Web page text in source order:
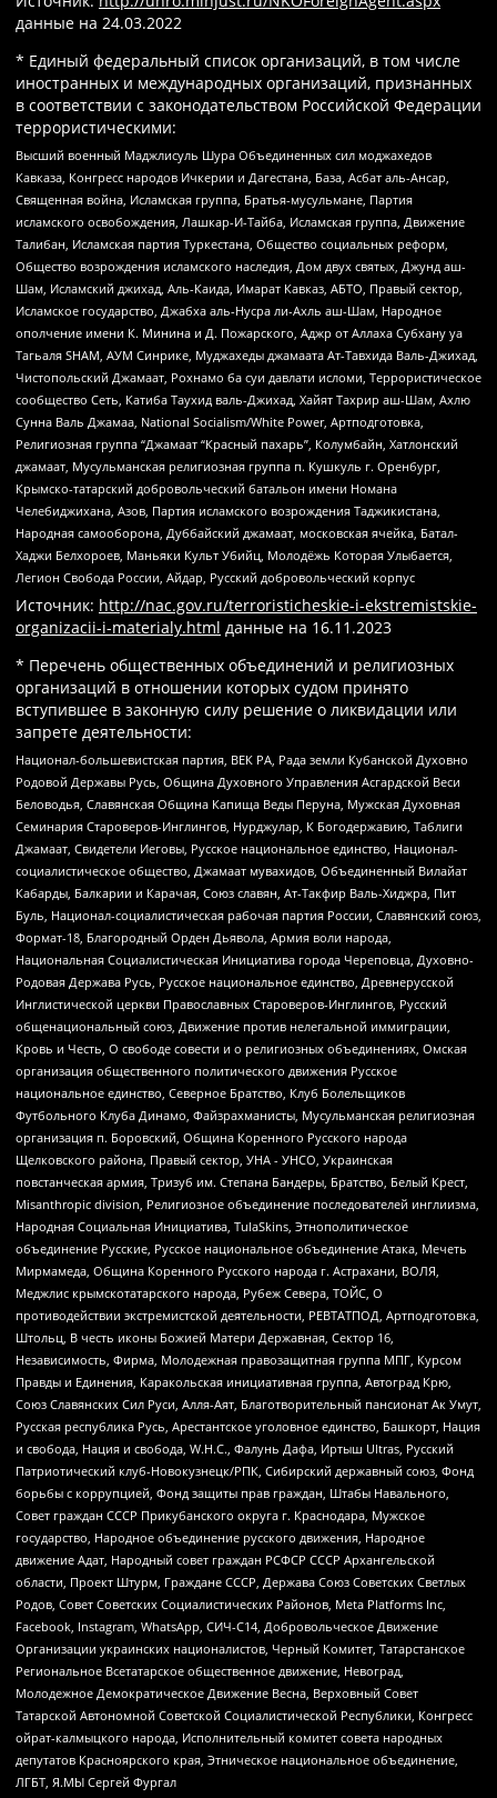
данные на 24.03.2022
* Единый федеральный список организаций, в том числе
иностранных и международных организаций, признанных
в соответствии с законодательством Российской Федерации
террористическими:
Высший военный Маджлисуль Шура Объединенных сил моджахедов
Кавказа, Конгресс народов Ичкерии и Дагестана, База, Асбат аль-Ансар,
Священная война, Исламская группа, Братья-мусульмане, Партия
исламского освобождения, Лашкар-И-Тайба, Исламская группа, Движение
Талибан, Исламская партия Туркестана, Общество социальных реформ,
Общество возрождения исламского наследия, Дом двух святых, Джунд аш-
Шам, Исламский джихад, Аль-Каида, Имарат Кавказ, АБТО, Правый сектор,
Исламское государство, Джабха аль-Нусра ли-Ахль аш-Шам, Народное
ополчение имени К. Минина и Д. Пожарского, Аджр от Аллаха Субхану уа
Тагьаля SHAM, АУМ Синрике, Муджахеды джамаата Ат-Тавхида Валь-Джихад,
Чистопольский Джамаат, Рохнамо ба суи давлати исломи, Террористическое
сообщество Сеть, Катиба Таухид валь-Джихад, Хайят Тахрир аш-Шам, Ахлю
Сунна Валь Джамаа, National Socialism/White Power, Артподготовка,
Религиозная группа “Джамаат “Красный пахарь”, Колумбайн, Хатлонский
джамаат, Мусульманская религиозная группа п. Кушкуль г. Оренбург,
Крымско-татарский добровольческий батальон имени Номана
Челебиджихана, Азов, Партия исламского возрождения Таджикистана,
Народная самооборона, Дуббайский джамаат, московская ячейка, Батал-
Хаджи Белхороев, Маньяки Культ Убийц, Молодёжь Которая Улыбается,
Легион Свобода России, Айдар, Русский добровольческий корпус
Источник: http://nac.gov.ru/terroristicheskie-i-ekstremistskie-
organizacii-i-materialy.html данные на 16.11.2023
* Перечень общественных объединений и религиозных
организаций в отношении которых судом принято
вступившее в законную силу решение о ликвидации или
запрете деятельности:
Национал-большевистская партия, ВЕК РА, Рада земли Кубанской Духовно
Родовой Державы Русь, Община Духовного Управления Асгардской Веси
Беловодья, Славянская Община Капища Веды Перуна, Мужская Духовная
Семинария Староверов-Инглингов, Нурджулар, К Богодержавию, Таблиги
Джамаат, Свидетели Иеговы, Русское национальное единство, Национал-
социалистическое общество, Джамаат мувахидов, Объединенный Вилайат
Кабарды, Балкарии и Карачая, Союз славян, Ат-Такфир Валь-Хиджра, Пит
Буль, Национал-социалистическая рабочая партия России, Славянский союз,
Формат-18, Благородный Орден Дьявола, Армия воли народа,
Национальная Социалистическая Инициатива города Череповца, Духовно-
Родовая Держава Русь, Русское национальное единство, Древнерусской
Инглистической церкви Православных Староверов-Инглингов, Русский
общенациональный союз, Движение против нелегальной иммиграции,
Кровь и Честь, О свободе совести и о религиозных объединениях, Омская
организация общественного политического движения Русское
национальное единство, Северное Братство, Клуб Болельщиков
Футбольного Клуба Динамо, Файзрахманисты, Мусульманская религиозная
организация п. Боровский, Община Коренного Русского народа
Щелковского района, Правый сектор, УНА - УНСО, Украинская
повстанческая армия, Тризуб им. Степана Бандеры, Братство, Белый Крест,
Misanthropic division, Религиозное объединение последователей инглиизма,
Народная Социальная Инициатива, TulaSkins, Этнополитическое
объединение Русские, Русское национальное объединение Атака, Мечеть
Мирмамеда, Община Коренного Русского народа г. Астрахани, ВОЛЯ,
Меджлис крымскотатарского народа, Рубеж Севера, ТОЙС, О
противодействии экстремистской деятельности, РЕВТАТПОД, Артподготовка,
Штольц, В честь иконы Божией Матери Державная, Сектор 16,
Независимость, Фирма, Молодежная правозащитная группа МПГ, Курсом
Правды и Единения, Каракольская инициативная группа, Автоград Крю,
Союз Славянских Сил Руси, Алля-Аят, Благотворительный пансионат Ак Умут,
Русская республика Русь, Арестантское уголовное единство, Башкорт, Нация
и свобода, Нация и свобода, W.H.С., Фалунь Дафа, Иртыш Ultras, Русский
Патриотический клуб-Новокузнецк/РПК, Сибирский державный союз, Фонд
борьбы с коррупцией, Фонд защиты прав граждан, Штабы Навального,
Совет граждан СССР Прикубанского округа г. Краснодара, Мужское
государство, Народное объединение русского движения, Народное
движение Адат, Народный совет граждан РСФСР СССР Архангельской
области, Проект Штурм, Граждане СССР, Держава Союз Советских Светлых
Родов, Совет Советских Социалистических Районов, Meta Platforms Inc,
Facebook, Instagram, WhatsApp, СИЧ-С14, Добровольческое Движение
Организации украинских националистов, Черный Комитет, Татарстанское
Региональное Всетатарское общественное движение, Невоград,
Молодежное Демократическое Движение Весна, Верховный Совет
Татарской Автономной Советской Социалистической Республики, Конгресс
ойрат-калмыцкого народа, Исполнительный комитет совета народных
депутатов Красноярского края, Этническое национальное объединение,
ЛГБТ, Я.МЫ Сергей Фургал